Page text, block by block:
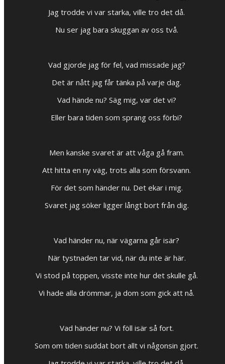
Jag trodde vi var starka, ville tro det då.
Nu ser jag bara skuggan av oss två.
Vad gjorde jag för fel, vad missade jag?
Det är nått jag får tänka på varje dag.
Vad hände nu? Säg mig, var det vi?
Eller bara tiden som sprang oss förbi?
Men kanske svaret är att våga gå fram.
Att hitta en ny väg, trots alla som försvann.
För det som händer nu. Det ekar i mig.
Svaret jag söker ligger långt bort från dig.
Vad händer nu, när vägarna går isär?
När tystnaden tar vid, när du inte är här.
Vi stod på toppen, visste inte hur det skulle gå.
Vi hade alla drömmar, ja dom som gick att nå.
Vad händer nu? Vi föll isär så fort.
Som om tiden suddat bort allt vi någonsin gjort.